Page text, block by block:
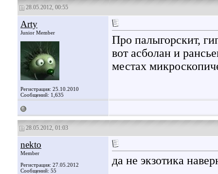
28.05.2012, 00:55
Arty
Junior Member
Регистрация: 25.10.2010
Сообщений: 1,635
Про палыгорскит,
вот асболан и
местах
28.05.2012, 01:03
nekto
Member
Регистрация: 27.05.2012
Сообщений: 55
да не экзотика